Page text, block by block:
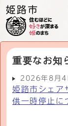
重要なお知
2026年8月4
姫路市シェア
供一時停止に